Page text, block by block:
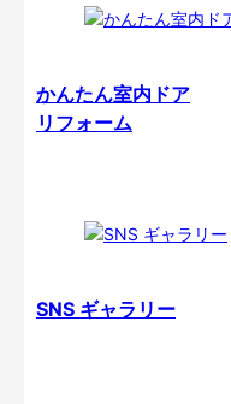
かんたん室内ドア
リフォーム
SNS ギャラリー